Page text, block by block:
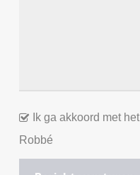
Ik ga akkoord met het
Robbé